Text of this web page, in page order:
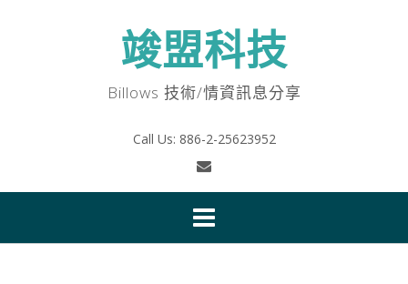
竣盟科技
Billows 技術/情資訊息分享
Call Us: 886-2-25623952